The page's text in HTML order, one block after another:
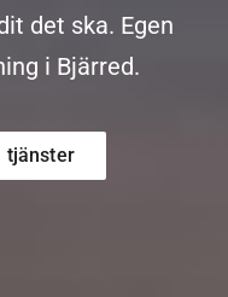
det ska. Egen
i Bjärred.
tjänster